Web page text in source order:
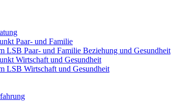
Paar- und Familie
LSB Paar- und Familie Beziehung und Gesundheit
Wirtschaft und Gesundheit
LSB Wirtschaft und Gesundheit